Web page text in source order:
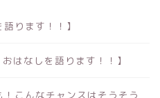
ります！！】
はなしを語ります！！】
！こんなチャンスはそうそう